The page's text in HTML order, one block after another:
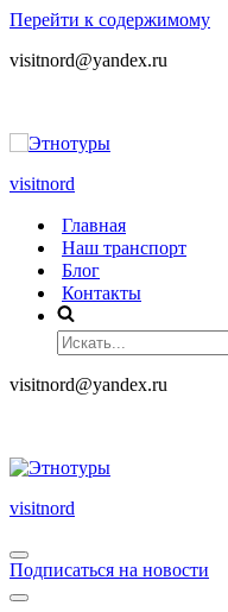
Перейти к содержимому
visitnord@yandex.ru
visitnord
Главная
Наш транспорт
Блог
Контакты
visitnord@yandex.ru
visitnord
Подписаться на новости